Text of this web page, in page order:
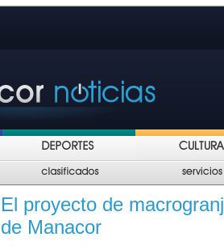
El proyecto de
de Manacor